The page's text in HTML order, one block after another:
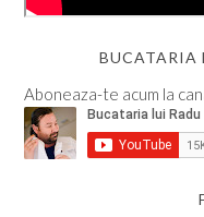
BUCATARIA
Aboneaza-te acum la